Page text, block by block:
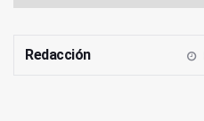
Redacción